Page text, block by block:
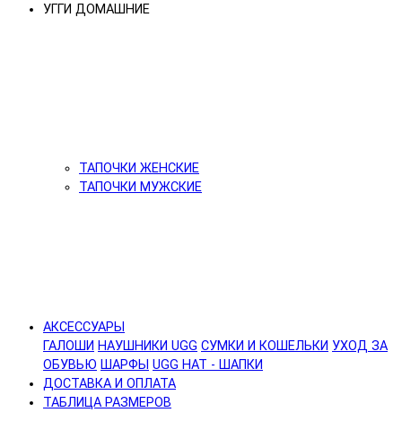
УГГИ ДОМАШНИЕ
ТАПОЧКИ ЖЕНСКИЕ
ТАПОЧКИ МУЖСКИЕ
АКСЕССУАРЫ
ГАЛОШИ НАУШНИКИ UGG СУМКИ И КОШЕЛЬКИ УХОД ЗА
ОБУВЬЮ ШАРФЫ UGG HAT - ШАПКИ
ДОСТАВКА И ОПЛАТА
ТАБЛИЦА РАЗМЕРОВ